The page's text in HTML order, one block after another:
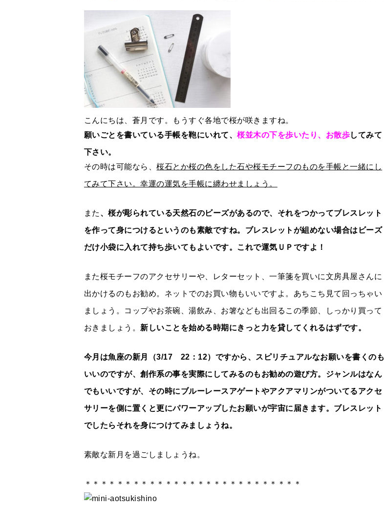
こんにちは、蒼月です。もうすぐ各地で桜が咲きますね。
願いごとを書いている手帳を鞄にいれて、桜並木の下を歩いたり、お散歩してみて
下さい。
その時は可能なら、桜石とか桜の色をした石や桜モチーフのものを手帳と一緒にし
てみて下さい。幸運の運気を手帳に纏わせましょう。
また 、桜が彫られている天然石のビーズがあるので、それをつかってブレスレット
を作って身につけるというのも素敵ですね。ブレスレットが組めない場合はビーズ
だけ小袋に入れて持ち歩いてもよいです。これで運気ＵＰですよ！
また桜モチーフのアクセサリーや、レターセット、一筆箋を買いに文房具屋さんに
出かけるのもお勧め。ネットでのお買い物もいいですよ。あちこち見て回っちゃい
ましょう。コップやお茶碗、湯飲み、お箸なども出回るこの季節、しっかり買って
おきましょう。 新しいことを始める時期にきっと力を貸してくれるはずです。
今月は魚座の新月（3/17 22：12）ですから、スピリチュアルなお願いを書くのも
いいのですが、創作系の事を実際にしてみるのもお勧めの遊び方。ジャンルはなん
でもいいですが、その時にブルーレースアゲートやアクアマリンがついてるアクセ
サリーを側に置くと更にパワーアップしたお願いが宇宙に届きます。ブレスレット
でしたらそれを身につけてみましょうね。
素敵な新月を過ごしましょうね。
＊＊＊＊＊＊＊＊＊＊＊＊＊＊＊＊＊＊＊＊＊＊＊＊＊＊＊